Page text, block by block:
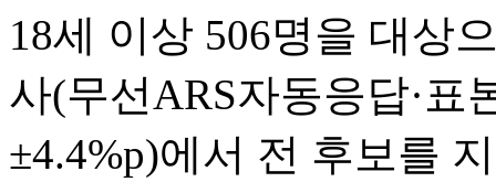
18세 이상 506명을 대상
사(무선ARS자동응답·표
±4.4%p)에서 전 후보를